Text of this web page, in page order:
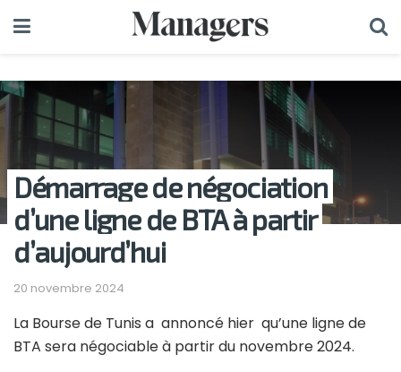
Démarrage de négociation
d’une ligne de BTA à partir
d’aujourd’hui
20 novembre 2024
La Bourse de Tunis a annoncé hier qu’une ligne de
BTA sera négociable à partir du novembre 2024.